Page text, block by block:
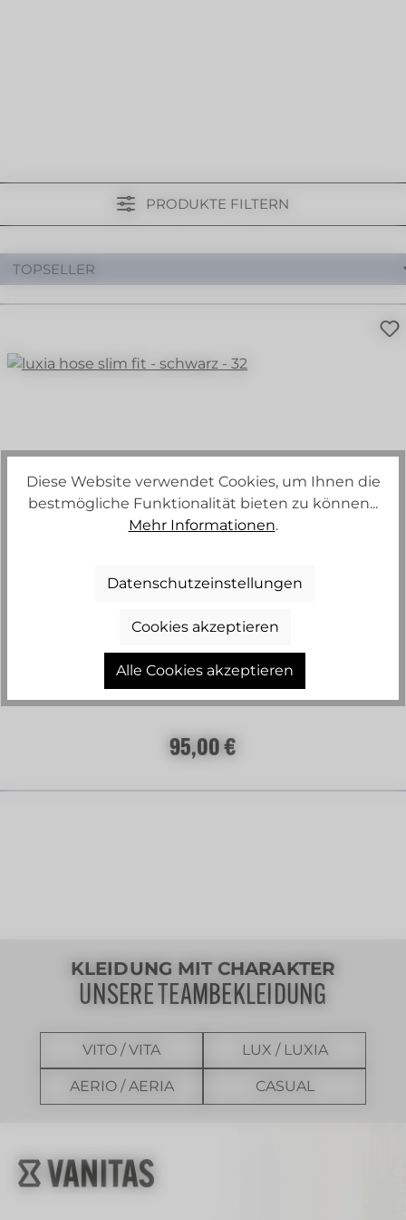
PRODUKTE FILTERN
LUXIA HOSE SLIM FIT
Regulärer Preis:
95,00 €
KLEIDUNG MIT CHARAKTER
UNSERE TEAMBEKLEIDUNG
VITO / VITA LUX / LUXIA
AERIO / AERIA CASUAL
Diese Website verwendet Cookies, um Ihnen die
bestmögliche Funktionalität bieten zu können...
Mehr Informationen.
Datenschutzeinstellungen
Cookies akzeptieren
Alle Cookies akzeptieren